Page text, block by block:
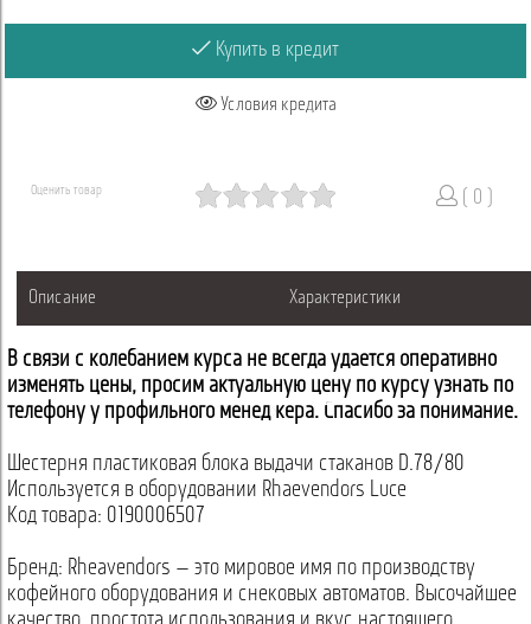
Купить в кредит
Условия кредита
Оценить товар ( 0 )
Описание Характеристики
В связи с колебанием курса не всегда удается оперативно
изменять цены, просим актуальную цену по курсу узнать по
телефону у профильного менеджера. Спасибо за понимание.
Шестерня пластиковая блока выдачи стаканов D.78/80
Используется в оборудовании Rhaevendors Luce
Код товара: 0190006507
Бренд: Rheavendors — это мировое имя по производству
кофейного оборудования и снековых автоматов. Высочайшее